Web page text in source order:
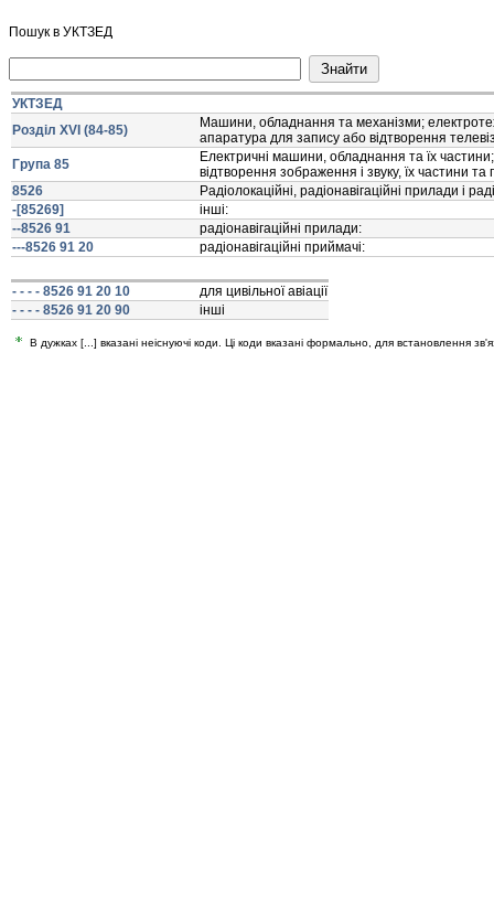
Пошук в УКТЗЕД
УКТЗЕД
Розділ XVI (84-85)
Машини, обладнання та механiзми;
апаратура для запису або вiдтворення
Група 85
Електричнi машини, обладнання та їх
вiдтворення зображення i звуку, їх частини та
8526
Радiолокацiйнi, радiонавiгацiйнi прилади i
-[85269]
iншi:
--8526 91
радiонавiгацiйнi прилади:
---8526 91 20
радiонавiгацiйнi приймачi:
- - - - 8526 91 20 10
для цивiльної авiацiї
- - - - 8526 91 20 90
iншi
В дужках [...] вказані неіснуючі коди. Ці коди вказані формально, для встановлення